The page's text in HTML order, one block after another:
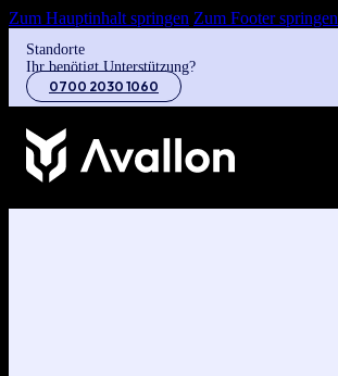
Zum Hauptinhalt springen Zum Footer springen
Standorte
Ihr benötigt Unterstützung?
0700 2030 1060